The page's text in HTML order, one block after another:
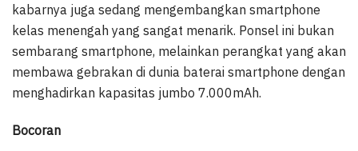
kabarnya juga sedang mengembangkan smartphone
kelas menengah yang sangat menarik. Ponsel ini bukan
sembarang smartphone, melainkan perangkat yang akan
membawa gebrakan di dunia baterai smartphone dengan
menghadirkan kapasitas jumbo 7.000mAh.
Bocoran